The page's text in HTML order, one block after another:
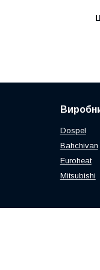
Dospel
Bahchivan
Euroheat
Mitsubishi